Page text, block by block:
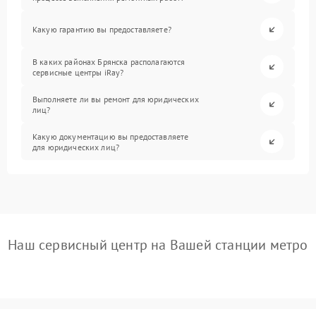
Какую гарантию вы предоставляете?
В каких районах Брянска располагаются
сервисные центры iRay?
Выполняете ли вы ремонт для юридических
лиц?
Какую документацию вы предоставляете
для юридических лиц?
Наш сервисный центр на Вашей станции метро